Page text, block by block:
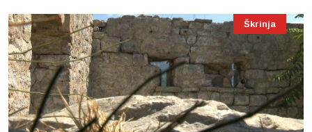
Škrinja